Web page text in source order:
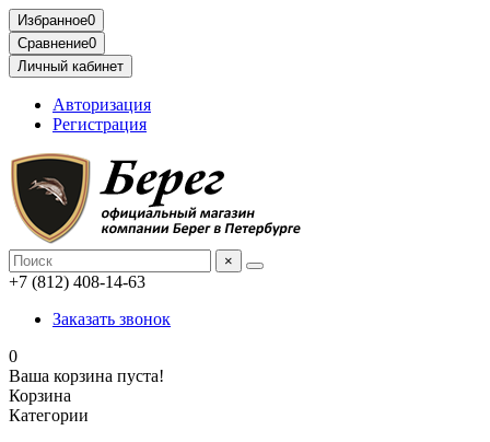
Избранное0
Сравнение0
Личный кабинет
Авторизация
Регистрация
×
+7 (812) 408-14-63
Заказать звонок
0
Ваша корзина пуста!
Корзина
Категории